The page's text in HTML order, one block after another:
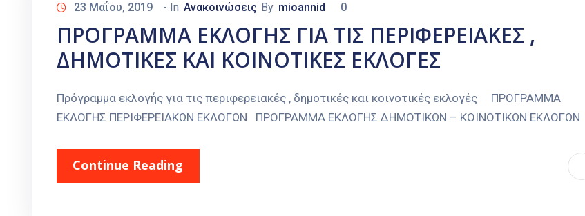
23 Μαΐου, 2019 - In Ανακοινώσεις By mioannid 0
ΠΡΟΓΡΑΜΜΑ ΕΚΛΟΓΗΣ ΓΙΑ ΤΙΣ ΠΕΡΙΦΕΡΕΙΑΚΕΣ ,
ΔΗΜΟΤΙΚΕΣ ΚΑΙ ΚΟΙΝΟΤΙΚΕΣ ΕΚΛΟΓΕΣ
Πρόγραμμα εκλογής για τις περιφερειακές , δημοτικές και κοινοτικές εκλογές ΠΡΟΓΡΑΜΜΑ
ΕΚΛΟΓΗΣ ΠΕΡΙΦΕΡΕΙΑΚΩΝ ΕΚΛΟΓΩΝ ΠΡΟΓΡΑΜΜΑ ΕΚΛΟΓΗΣ ΔΗΜΟΤΙΚΩΝ – ΚΟΙΝΟΤΙΚΩΝ ΕΚΛΟΓΩΝ
Continue Reading